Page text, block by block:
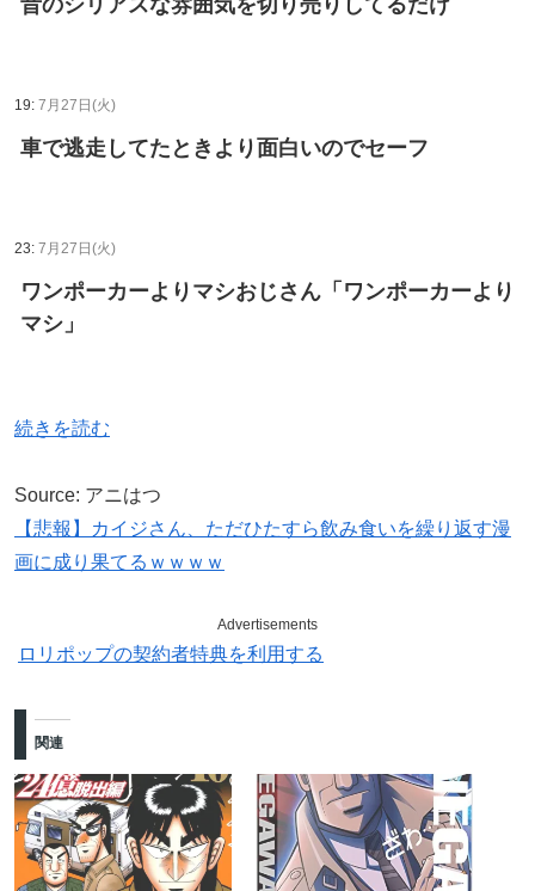
19: 7月27日(火)
車で逃走してたときより面白いのでセーフ
23: 7月27日(火)
ワンポーカーよりマシおじさん「ワンポーカーより
マシ」
続きを読む
Source: アニはつ
【悲報】カイジさん、ただひたすら飲み食いを繰り返す漫
画に成り果てるｗｗｗｗ
Advertisements
ロリポップの契約者特典を利用する
関連